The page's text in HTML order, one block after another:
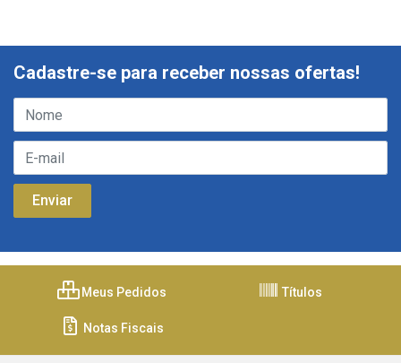
Cadastre-se para receber nossas ofertas!
Meus Pedidos Títulos
Notas Fiscais